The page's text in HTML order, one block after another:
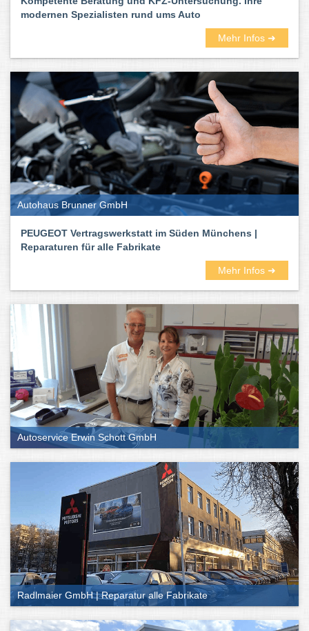
modernen Spezialisten rund ums Auto
Mehr Infos ➜
Autohaus Brunner GmbH
PEUGEOT Vertragswerkstatt im Süden Münchens |
Reparaturen für alle Fabrikate
Mehr Infos ➜
Autoservice Erwin Schott GmbH
Radlmaier GmbH | Reparatur alle Fabrikate